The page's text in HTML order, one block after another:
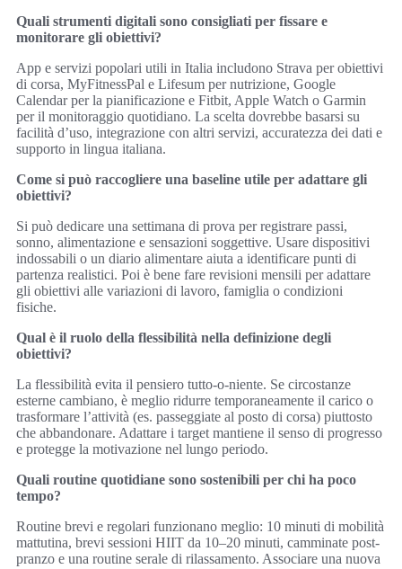
Quali strumenti digitali sono consigliati per fissare e
monitorare gli obiettivi?
App e servizi popolari utili in Italia includono Strava per obiettivi
di corsa, MyFitnessPal e Lifesum per nutrizione, Google
Calendar per la pianificazione e Fitbit, Apple Watch o Garmin
per il monitoraggio quotidiano. La scelta dovrebbe basarsi su
facilità d’uso, integrazione con altri servizi, accuratezza dei dati e
supporto in lingua italiana.
Come si può raccogliere una baseline utile per adattare gli
obiettivi?
Si può dedicare una settimana di prova per registrare passi,
sonno, alimentazione e sensazioni soggettive. Usare dispositivi
indossabili o un diario alimentare aiuta a identificare punti di
partenza realistici. Poi è bene fare revisioni mensili per adattare
gli obiettivi alle variazioni di lavoro, famiglia o condizioni
fisiche.
Qual è il ruolo della flessibilità nella definizione degli
obiettivi?
La flessibilità evita il pensiero tutto-o-niente. Se circostanze
esterne cambiano, è meglio ridurre temporaneamente il carico o
trasformare l’attività (es. passeggiate al posto di corsa) piuttosto
che abbandonare. Adattare i target mantiene il senso di progresso
e protegge la motivazione nel lungo periodo.
Quali routine quotidiane sono sostenibili per chi ha poco
tempo?
Routine brevi e regolari funzionano meglio: 10 minuti di mobilità
mattutina, brevi sessioni HIIT da 10–20 minuti, camminate post-
pranzo e una routine serale di rilassamento. Associare una nuova